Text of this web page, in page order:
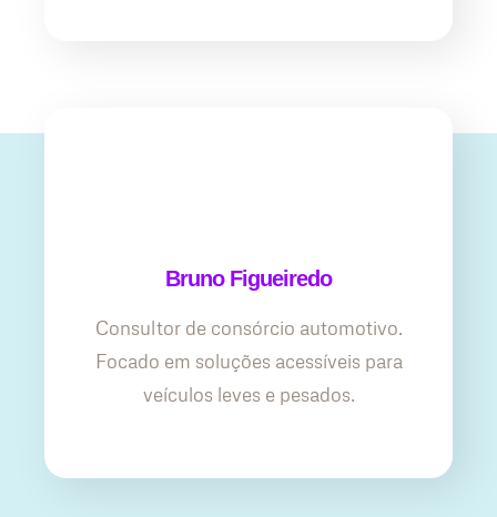
Bruno Figueiredo
Consultor de consórcio automotivo.
Focado em soluções acessíveis para
veículos leves e pesados.